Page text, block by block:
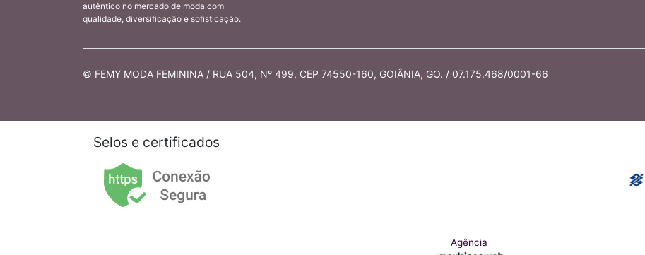
autêntico no mercado de moda com
qualidade, diversificação e sofisticação.
© FEMY MODA FEMININA / RUA 504, Nº 499, CEP 74550-160, GOIÂNIA, GO. / 07.175.468/0001-66
Selos e certificados
Agência